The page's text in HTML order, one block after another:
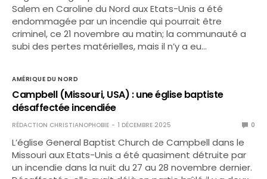
Salem en Caroline du Nord aux Etats-Unis a été
endommagée par un incendie qui pourrait être
criminel, ce 21 novembre au matin; la communauté a
subi des pertes matérielles, mais il n’y a eu…
AMÉRIQUE DU NORD
Campbell (Missouri, USA) : une église baptiste
désaffectée incendiée
RÉDACTION CHRISTIANOPHOBIE 1 DÉCEMBRE 2025 0
L’église General Baptist Church de Campbell dans le
Missouri aux Etats-Unis a été quasiment détruite par
un incendie dans la nuit du 27 au 28 novembre dernier.